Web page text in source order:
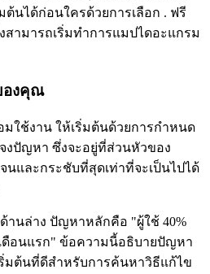
นได้ก่อนใครด้วยการเลือก . ฟรี
ามารถเริ่มทำการแมปไดอะแกรม
องคุณ
ใช้งาน ให้เริ่มต้นด้วยการกำหนด
งปัญหา ซึ่งจะอยู่ที่ส่วนหัวของ
นและกระชับที่สุดเท่าที่จะเป็นไปได้
านล่าง ปัญหาหลักคือ "ผู้ใช้ 40%
ดือนแรก" ข้อความนี้อธิบายปัญหา
ริ่มต้นที่ดีสำหรับการค้นหาวิธีแก้ไข